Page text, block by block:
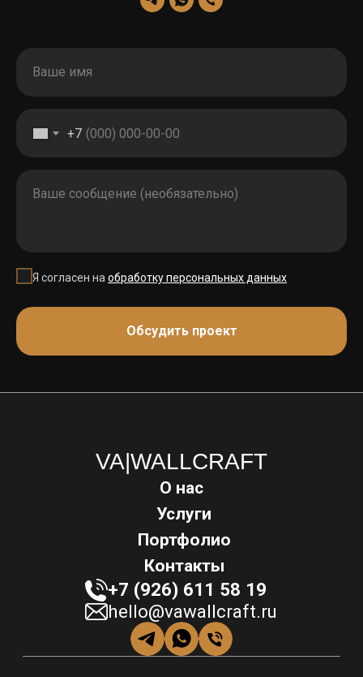
Ваше имя
+7
Ваше сообщение (необязательно)
Я согласен наобработку персональных данных
Обсудить проект